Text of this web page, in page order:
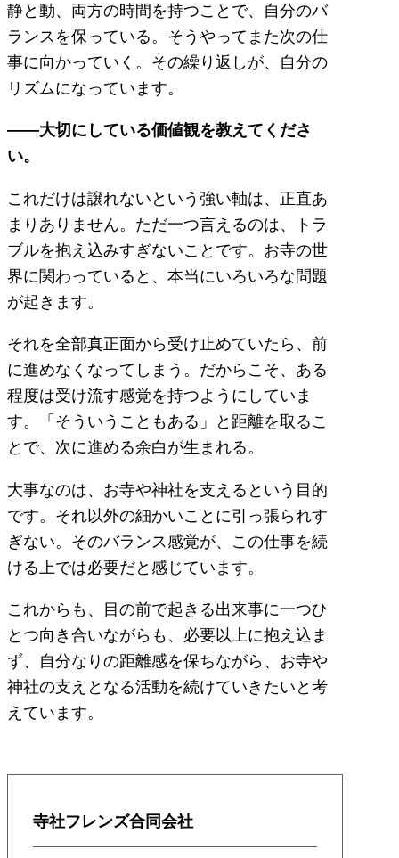
静と動、両方の時間を持つことで、自分のバ
ランスを保っている。そうやってまた次の仕
事に向かっていく。その繰り返しが、自分の
リズムになっています。
――大切にしている価値観を教えてくださ
い。
これだけは譲れないという強い軸は、正直あ
まりありません。ただ一つ言えるのは、トラ
ブルを抱え込みすぎないことです。お寺の世
界に関わっていると、本当にいろいろな問題
が起きます。
それを全部真正面から受け止めていたら、前
に進めなくなってしまう。だからこそ、ある
程度は受け流す感覚を持つようにしていま
す。「そういうこともある」と距離を取るこ
とで、次に進める余白が生まれる。
大事なのは、お寺や神社を支えるという目的
です。それ以外の細かいことに引っ張られす
ぎない。そのバランス感覚が、この仕事を続
ける上では必要だと感じています。
これからも、目の前で起きる出来事に一つひ
とつ向き合いながらも、必要以上に抱え込ま
ず、自分なりの距離感を保ちながら、お寺や
神社の支えとなる活動を続けていきたいと考
えています。
寺社フレンズ合同会社